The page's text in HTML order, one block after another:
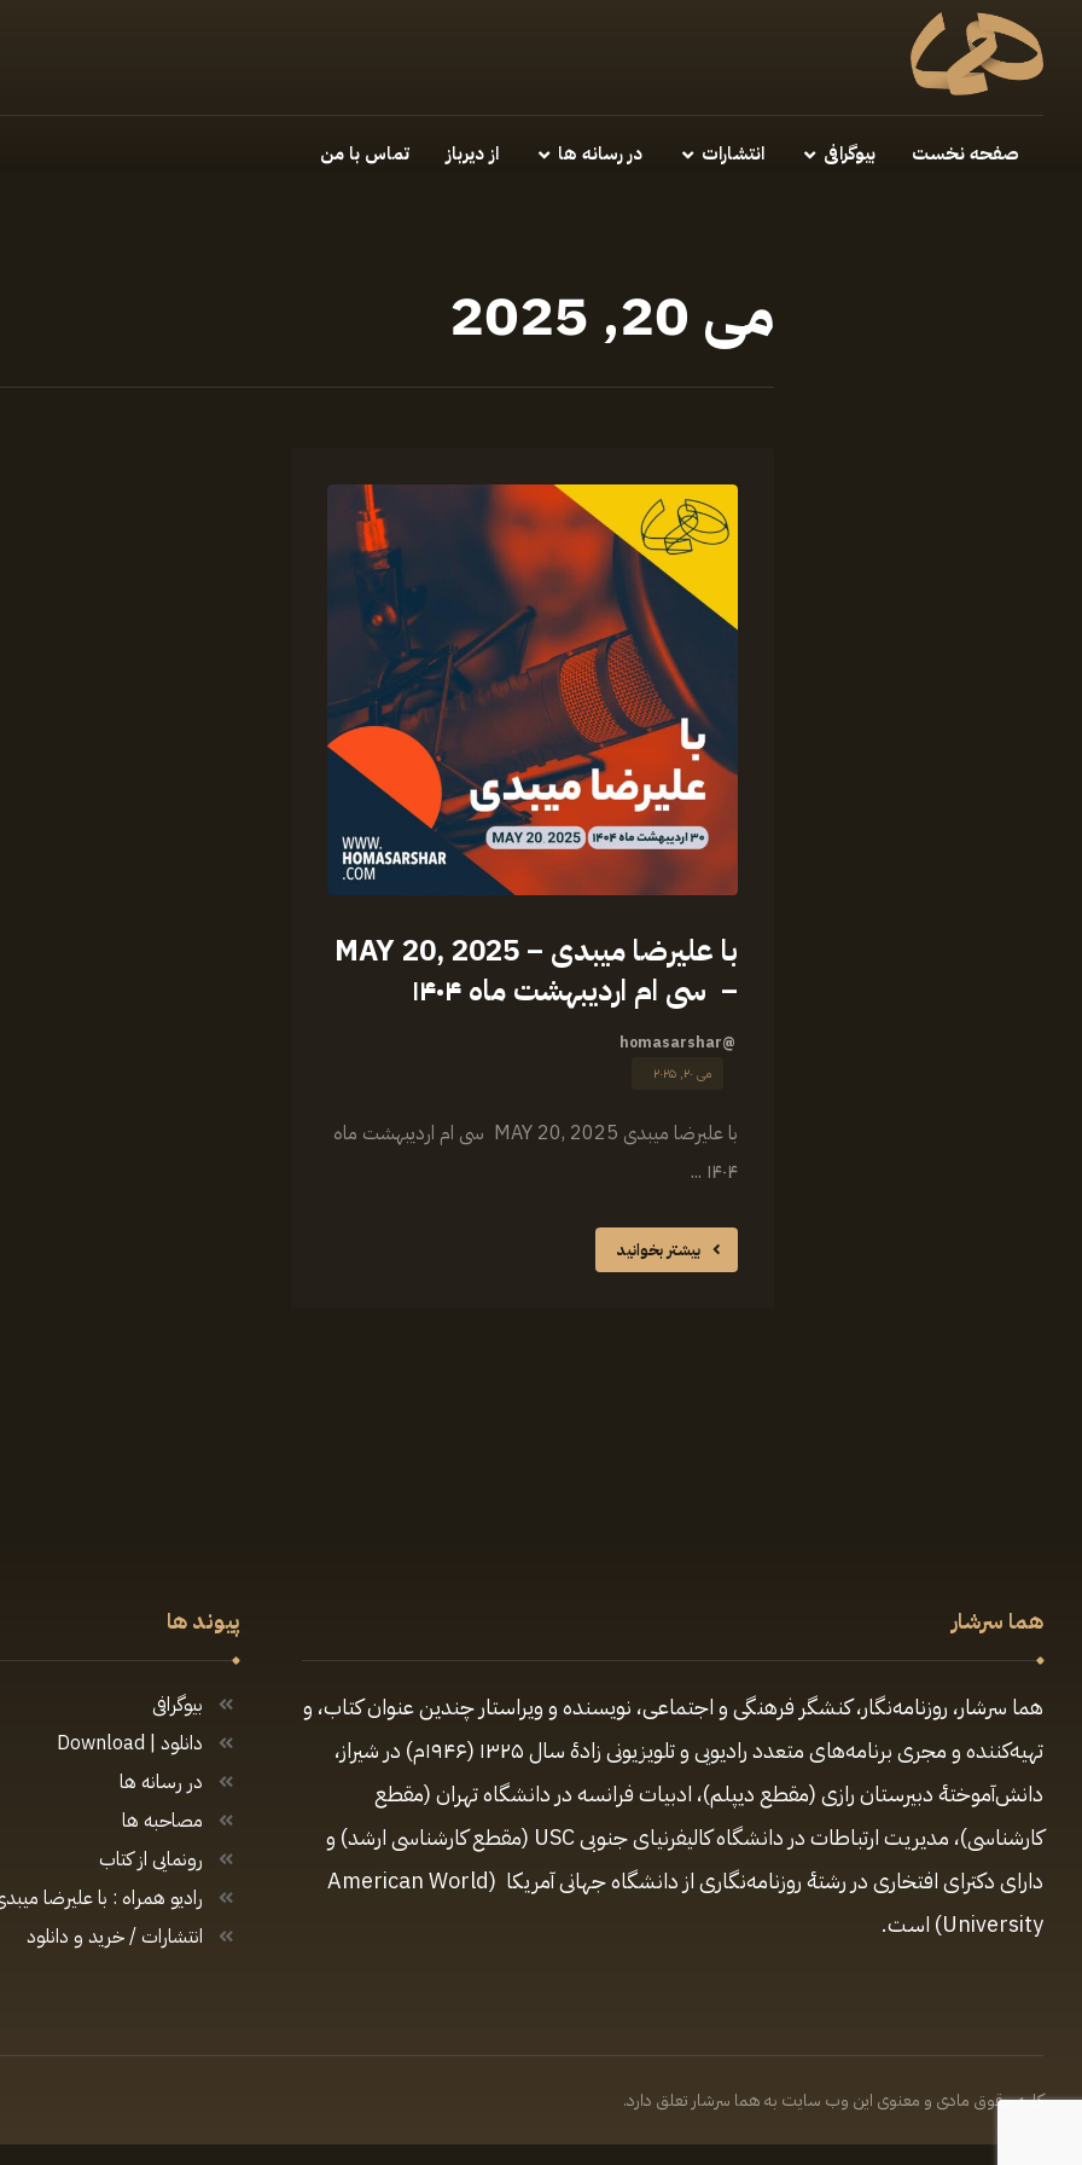
صفحه نخست بیوگرافی انتشارات در رسانه ها از دیرباز تماس با من
می 20, 2025
با علیرضا میبدی – MAY 20, 2025
– سی ام اردیبهشت ماه ۱۴۰۴
@homasarshar
می ۲۰, ۲۰۲۵
‏‎با علیرضا میبدی MAY 20, 2025 سی ام اردیبهشت ماه
۱۴۰۴ ...
بیشتر بخوانید
هما سرشار
هما سرشار، روزنامه‌نگار، کنشگر فرهنگی و اجتماعی، نویسنده و ویراستار چندین عنوان کتاب، و
تهیه‌کننده و مجری برنامه‌های متعدد رادیویی و تلویزیونی زادهٔ سال ۱۳۲۵ (۱۹۴۶م) در شیراز،
دانش‌آموختهٔ دبیرستان رازی (مقطع‌ دیپلم)، ادبیات فرانسه در دانشگاه تهران (مقطع
کارشناسی)، مدیریت ارتباطات در دانشگاه کالیفرنیای جنوبی USC (مقطع کارشناسی ارشد) و
دارای دکترای افتخاری در رشتهٔ روزنامه‌نگاری از دانشگاه جهانی آمریکا (American World
University) است.
پیوند ها
بیوگرافی
دانلود | Download
در رسانه ها
مصاحبه ها
رونمایی از کتاب
رادیو همراه : با علیرضا
انتشارات / خرید و دانلود
کلیه حقوق مادی و معنوی این وب سایت به هما سرشار تعلق دارد.